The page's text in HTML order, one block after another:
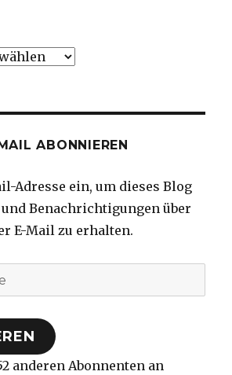
ABONNIEREN
Adresse ein, um dieses Blog
Benachrichtigungen über
E-Mail zu erhalten.
anderen Abonnenten an